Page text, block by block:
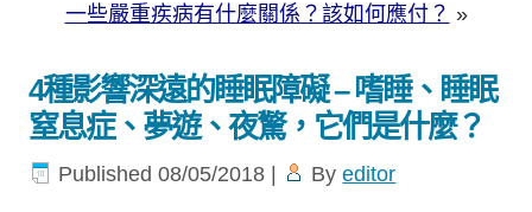
一些嚴重疾病有什麼關係？該如何應付？ »
4種影響深遠的睡眠障礙 – 嗜睡、睡眠
窒息症、夢遊、夜驚，它們是什麼？
Published 08/05/2018 By editor